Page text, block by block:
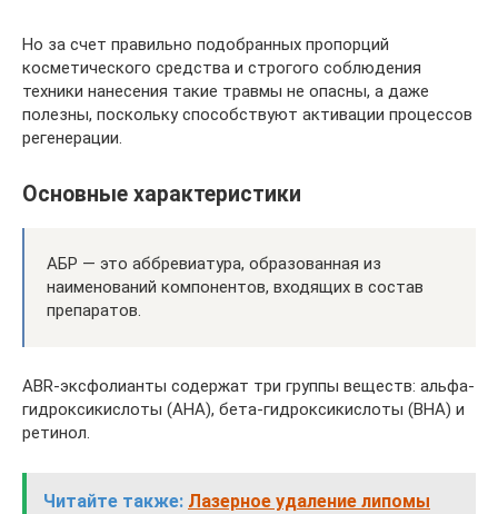
Но за счет правильно подобранных пропорций
косметического средства и строгого соблюдения
техники нанесения такие травмы не опасны, а даже
полезны, поскольку способствуют активации процессов
регенерации.
Основные характеристики
АБР — это аббревиатура, образованная из
наименований компонентов, входящих в состав
препаратов.
ABR-эксфолианты содержат три группы веществ: альфа-
гидроксикислоты (AHA), бета-гидроксикислоты (BHA) и
ретинол.
Читайте также: Лазерное удаление липомы